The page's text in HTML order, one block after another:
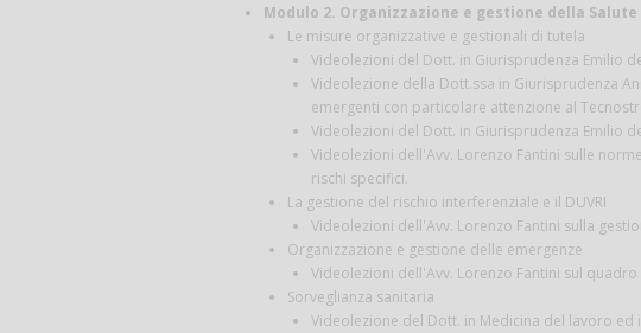
Modulo 2. Organizzazione e gestione della
Le misure organizzative e gestionali di tutela
Videolezioni del Dott. in Giurisprudenza Emilio
Videolezione della Dott.ssa in Giurisprudenza
emergenti con particolare attenzione al
Videolezioni del Dott. in Giurisprudenza Emilio
Videolezioni dell'Avv. Lorenzo Fantini sulle
rischi specifici.
La gestione del rischio interferenziale e il DUVRI
Videolezioni dell'Avv. Lorenzo Fantini sulla
Organizzazione e gestione delle emergenze
Videolezioni dell'Avv. Lorenzo Fantini sul
Sorveglianza sanitaria
Videolezione del Dott. in Medicina del lavoro